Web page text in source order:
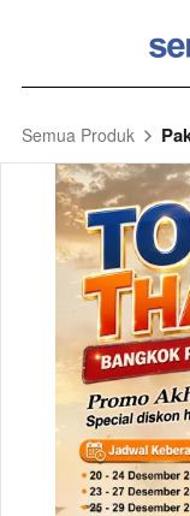
Semua Produk